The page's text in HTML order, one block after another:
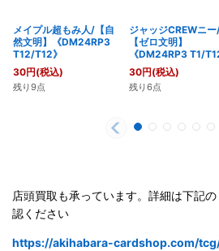
メイプル超もみ人/【自
然文明】《DM24RP3
T12/T12》
30円(税込)
残り9点
ジャッジCREWニ
【ゼロ文明】
《DM24RP3 T1/
30円(税込)
残り6点
店頭買取も承っています。詳細は下記
認ください
https://akihabara-cardshop.com/